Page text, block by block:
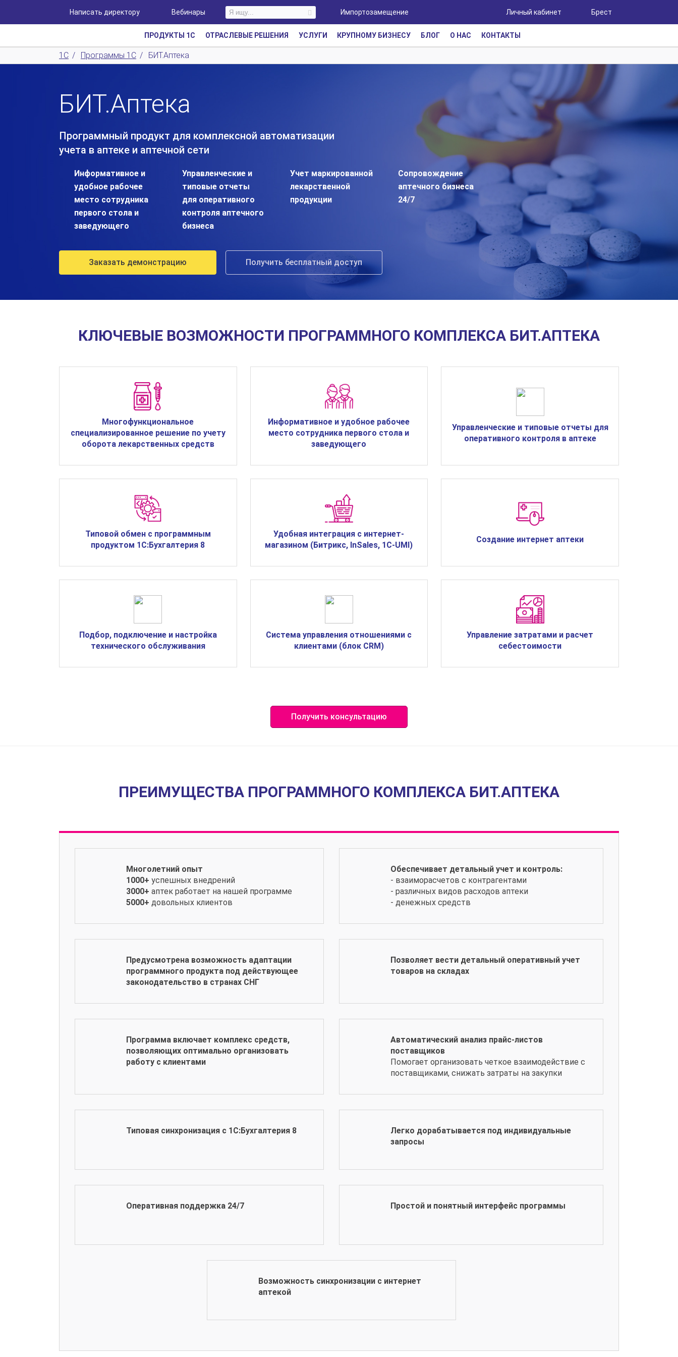
Написать директору Вебинары Импортозамещение Личный кабинет Брест
ПРОДУКТЫ 1С ОТРАСЛЕВЫЕ РЕШЕНИЯ УСЛУГИ КРУПНОМУ БИЗНЕСУ БЛОГ О НАС КОНТАКТЫ
1С / Программы 1С / БИТ.Аптека
БИТ.Аптека
Программный продукт для комплексной автоматизации
учета в аптеке и аптечной сети
Информативное и
удобное рабочее
место сотрудника
первого стола и
заведующего
Управленческие и
типовые отчеты
для оперативного
контроля аптечного
бизнеса
Учет маркированной
лекарственной
продукции
Сопровождение
аптечного бизнеса
24/7
Заказать демонстрацию Получить бесплатный доступ
КЛЮЧЕВЫЕ ВОЗМОЖНОСТИ ПРОГРАММНОГО КОМПЛЕКСА БИТ.АПТЕКА
Многофункциональное
специализированное решение по учету
оборота лекарственных средств
Информативное и удобное рабочее
место сотрудника первого стола и
заведующего
Управленческие и типовые отчеты для
оперативного контроля в аптеке
Типовой обмен с программным
продуктом 1С:Бухгалтерия 8
Удобная интеграция с интернет-
магазином (Битрикс, InSales, 1С-UMI)
Создание интернет аптеки
Подбор, подключение и настройка
технического обслуживания
Система управления отношениями с
клиентами (блок CRM)
Управление затратами и расчет
себестоимости
Получить консультацию
ПРЕИМУЩЕСТВА ПРОГРАММНОГО КОМПЛЕКСА БИТ.АПТЕКА
Многолетний опыт
1000+ успешных внедрений
3000+ аптек работает на нашей программе
5000+ довольных клиентов
Обеспечивает детальный учет и контроль:
- взаиморасчетов с контрагентами
- различных видов расходов аптеки
- денежных средств
Предусмотрена возможность адаптации
программного продукта под действующее
законодательство в странах СНГ
Позволяет вести детальный оперативный учет
товаров на складах
Программа включает комплекс средств,
позволяющих оптимально организовать
работу с клиентами
Автоматический анализ прайс-листов
поставщиков
Помогает организовать четкое взаимодействие с
поставщиками, снижать затраты на закупки
Типовая синхронизация с 1С:Бухгалтерия 8
Легко дорабатывается под индивидуальные
запросы
Оперативная поддержка 24/7 Простой и понятный интерфейс программы
Возможность синхронизации с интернет
аптекой